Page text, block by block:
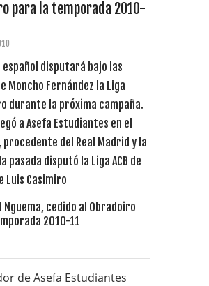
para la temporada 2010-
español disputará bajo las
Moncho Fernández la Liga
durante la próxima campaña.
a Asefa Estudiantes en el
procedente del Real Madrid y la
pasada disputó la Liga ACB de
Luis Casimiro
de Asefa Estudiantes